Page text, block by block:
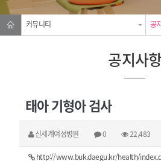
커뮤니티 공
공지사항
태아 기형아 검사
신세계여성병원 0 22,483
http://www.buk.daegu.kr/health/